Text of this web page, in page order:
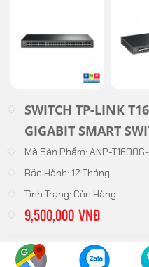
SWITCH TP-LINK
GIGABIT SMART
Mã Sản Phẩm: ANP-
Bảo Hành: 12 Tháng
Tình Trạng: Còn Hàng
9,500,000 VNĐ
Danh Mục: Thiết bị chia